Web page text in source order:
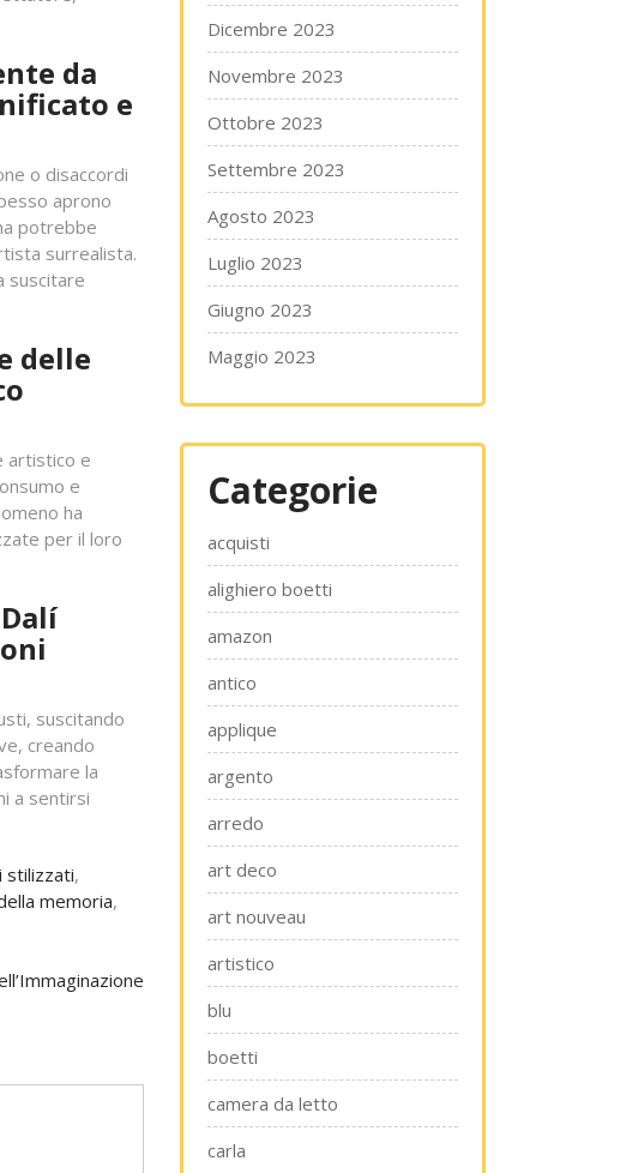
da
e
o disaccordi
aprono
potrebbe
surrealista.
suscitare
delle
artistico e
e
ha
per il loro
suscitando
creando
la
a sentirsi
stilizzati,
memoria,
Dicembre 2023
Novembre 2023
Ottobre 2023
Settembre 2023
Agosto 2023
Luglio 2023
Giugno 2023
Maggio 2023
Categorie
acquisti
alighiero boetti
amazon
antico
applique
argento
arredo
art deco
art nouveau
artistico
blu
boetti
camera da letto
carla